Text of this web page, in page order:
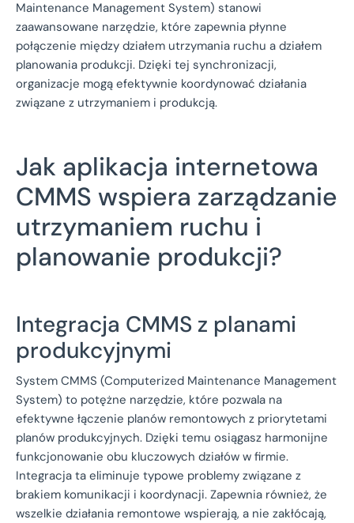
Maintenance Management System) stanowi
zaawansowane narzędzie, które zapewnia płynne
połączenie między działem utrzymania ruchu a działem
planowania produkcji. Dzięki tej synchronizacji,
organizacje mogą efektywnie koordynować działania
związane z utrzymaniem i produkcją.
Jak aplikacja internetowa
CMMS wspiera zarządzanie
utrzymaniem ruchu i
planowanie produkcji?
Integracja CMMS z planami
produkcyjnymi
System CMMS (Computerized Maintenance Management
System) to potężne narzędzie, które pozwala na
efektywne łączenie planów remontowych z priorytetami
planów produkcyjnych. Dzięki temu osiągasz harmonijne
funkcjonowanie obu kluczowych działów w firmie.
Integracja ta eliminuje typowe problemy związane z
brakiem komunikacji i koordynacji. Zapewnia również, że
wszelkie działania remontowe wspierają, a nie zakłócają,